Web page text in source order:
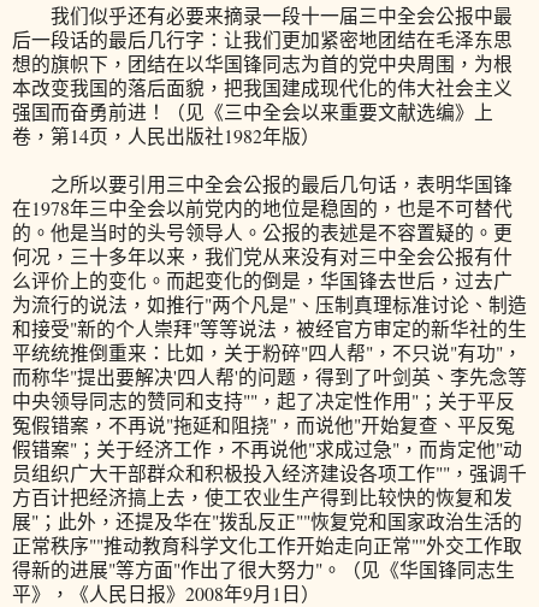
我们似乎还有必要来摘录一段十一届三中全会公报中最
后一段话的最后几行字：让我们更加紧密地团结在毛泽东思
想的旗帜下，团结在以华国锋同志为首的党中央周围，为根
本改变我国的落后面貌，把我国建成现代化的伟大社会主义
强国而奋勇前进！（见《三中全会以来重要文献选编》上
卷，第14页，人民出版社1982年版）
之所以要引用三中全会公报的最后几句话，表明华国锋
在1978年三中全会以前党内的地位是稳固的，也是不可替代
的。他是当时的头号领导人。公报的表述是不容置疑的。更
何况，三十多年以来，我们党从来没有对三中全会公报有什
么评价上的变化。而起变化的倒是，华国锋去世后，过去广
为流行的说法，如推行"两个凡是"、压制真理标准讨论、制造
和接受"新的个人崇拜"等等说法，被经官方审定的新华社的生
平统统推倒重来：比如，关于粉碎"四人帮"，不只说"有功"，
而称华"提出要解决'四人帮'的问题，得到了叶剑英、李先念等
中央领导同志的赞同和支持""，起了决定性作用"；关于平反
冤假错案，不再说"拖延和阻挠"，而说他"开始复查、平反冤
假错案"；关于经济工作，不再说他"求成过急"，而肯定他"动
员组织广大干部群众和积极投入经济建设各项工作""，强调千
方百计把经济搞上去，使工农业生产得到比较快的恢复和发
展"；此外，还提及华在"拨乱反正""恢复党和国家政治生活的
正常秩序""推动教育科学文化工作开始走向正常""外交工作取
得新的进展"等方面"作出了很大努力"。（见《华国锋同志生
平》，《人民日报》2008年9月1日）